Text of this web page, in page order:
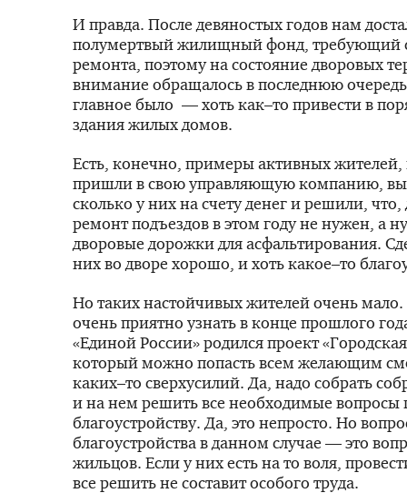
И правда. После девяностых годов нам
полумертвый жилищный фонд, требующий
ремонта, поэтому на состояние дворовых
внимание обращалось в последнюю
главное было — хоть как–то привести в
здания жилых домов.
Есть, конечно, примеры активных жителей,
пришли в свою управляющую компанию,
сколько у них на счету денег и решили,
ремонт подъездов в этом году не нужен, а
дворовые дорожки для асфальтирования.
них во дворе хорошо, и хоть какое–то
Но таких настойчивых жителей очень
очень приятно узнать в конце прошлого
«Единой России» родился проект
который можно попасть всем желающим
каких–то сверхусилий. Да, надо собрать
и на нем решить все необходимые вопросы
благоустройству. Да, это непросто. Но
благоустройства в данном случае — это
жильцов. Если у них есть на то воля,
все решить не составит особого труда.